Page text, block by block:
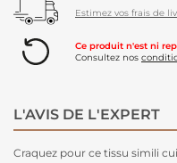
Estimez vos frais de
Ce produit n'est ni
Consultez nos
L'AVIS DE L'EXPERT
Craquez pour ce tissu simili